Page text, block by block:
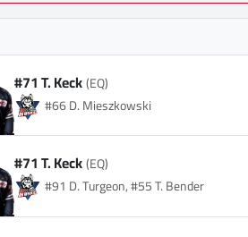
#71 T. Keck(EQ)
#66 D. Mieszkowski
#71 T. Keck(EQ)
#91 D. Turgeon, #55 T. Bender